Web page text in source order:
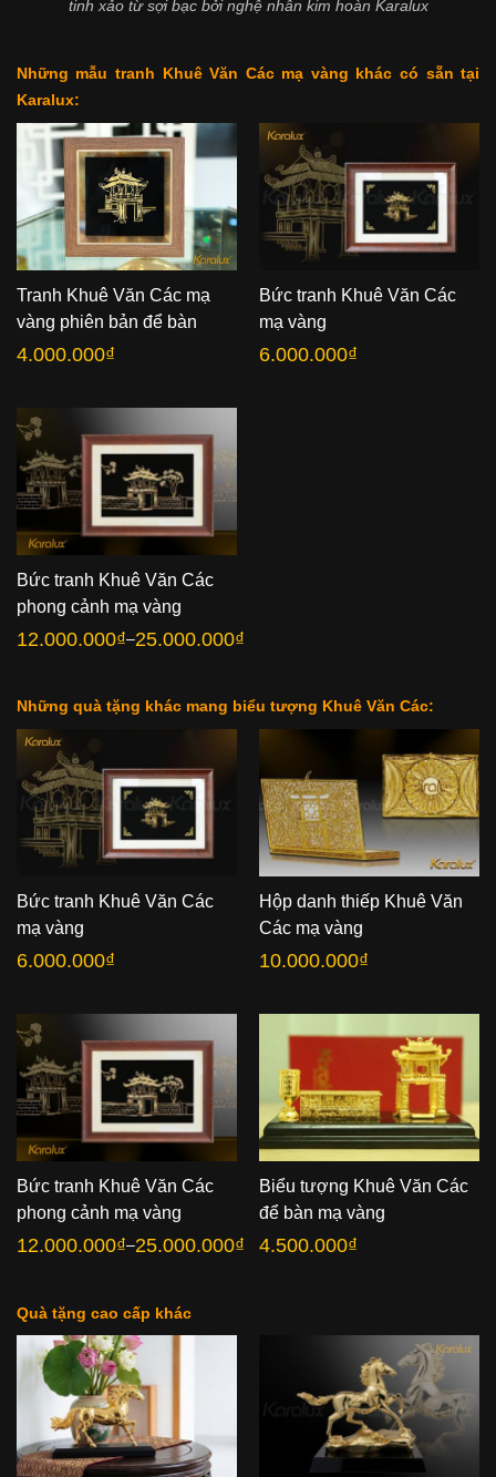
tinh xảo từ sợi bạc bởi nghệ nhân kim hoàn Karalux
Những mẫu tranh Khuê Văn Các mạ vàng khác có sẵn tại
Karalux:
Tranh Khuê Văn Các mạ
vàng phiên bản để bàn
4.000.000₫
Bức tranh Khuê Văn Các
mạ vàng
6.000.000₫
Bức tranh Khuê Văn Các
phong cảnh mạ vàng
12.000.000₫–25.000.000₫
Khoảng
đến
25.000.000₫
Những quà tặng khác mang biểu tượng Khuê Văn Các:
Bức tranh Khuê Văn Các
mạ vàng
6.000.000₫
Hộp danh thiếp Khuê Văn
Các mạ vàng
10.000.000₫
Bức tranh Khuê Văn Các
phong cảnh mạ vàng
12.000.000₫–25.000.000₫
Khoảng
đến
25.000.000₫
Biểu tượng Khuê Văn Các
để bàn mạ vàng
4.500.000₫
Quà tặng cao cấp khác